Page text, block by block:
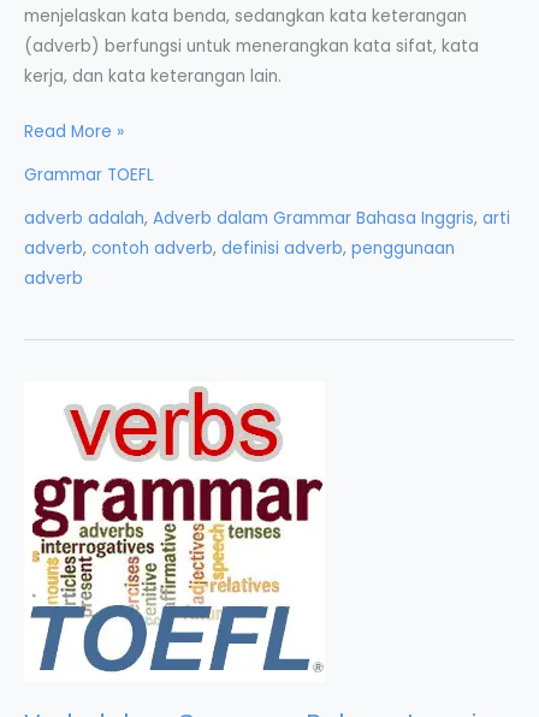
menjelaskan kata benda, sedangkan kata keterangan
(adverb) berfungsi untuk menerangkan kata sifat, kata
kerja, dan kata keterangan lain.
Adverb
Bahasa
Inggris
Read More »
Grammar TOEFL
adverb adalah, Adverb dalam Grammar Bahasa Inggris, arti
adverb, contoh adverb, definisi adverb, penggunaan
adverb